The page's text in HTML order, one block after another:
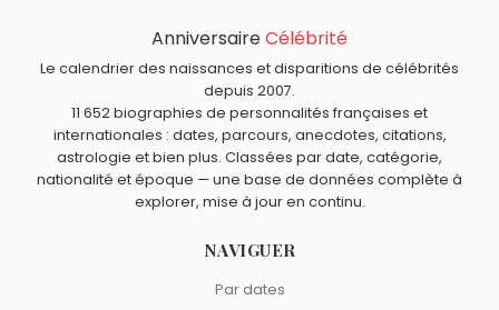
Patrick Topaloff,Claude Montal
Aristide Briand.
Quels responsables politiques français sont du signe
Charles Pasqua
Philippe de VilliersetOlivier Besancenotsont du signe
Bélier.
AnniversaireCélébrité
Le calendrier des naissances et disparitions de célébrités
depuis 2007.
11 652 biographies de personnalités françaises et
internationales : dates, parcours, anecdotes, citations,
astrologie et bien plus. Classées par date, catégorie,
nationalité et époque — une base de données complète à
explorer, mise à jour en continu.
NAVIGUER
Par dates